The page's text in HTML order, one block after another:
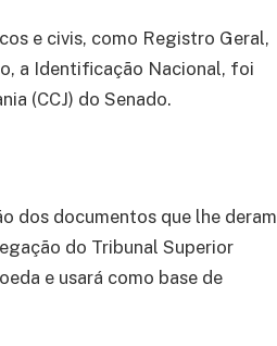
e civis, como Registro Geral,
a Identificação Nacional, foi
(CCJ) do Senado.
dos documentos que lhe deram
do Tribunal Superior
e usará como base de